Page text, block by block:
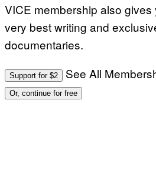
VICE membership also
very best writing and
documentaries.
Support for $2 See All
Or, continue for free